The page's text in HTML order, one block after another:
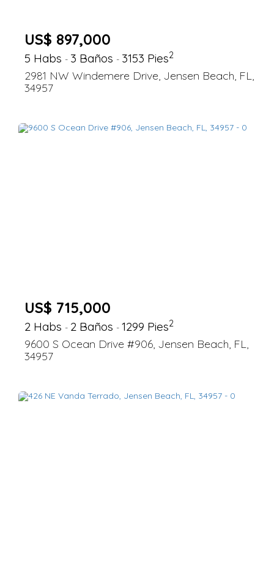
US$ 897,000
5 Habs - 3 Baños - 3153 Pies2
2981 NW Windemere Drive, Jensen Beach, FL,
34957
US$ 715,000
2 Habs - 2 Baños - 1299 Pies2
9600 S Ocean Drive #906, Jensen Beach, FL,
34957